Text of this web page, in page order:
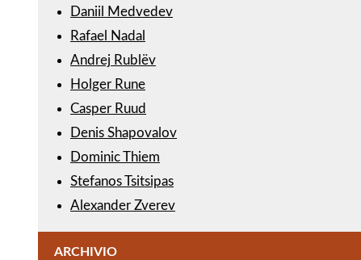
Daniil Medvedev
Rafael Nadal
Andrej Rublëv
Holger Rune
Casper Ruud
Denis Shapovalov
Dominic Thiem
Stefanos Tsitsipas
Alexander Zverev
ARCHIVIO